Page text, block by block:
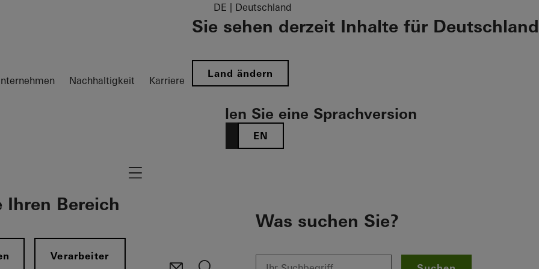
Nachhaltigkeit Karriere
DE | Deutschland
Sie sehen derzeit Inhalte für Deutschland
Land ändern
Wählen Sie eine Sprachversion
EN
Ihren Bereich
Verarbeiter
Navigation öffnen
Was suchen Sie?